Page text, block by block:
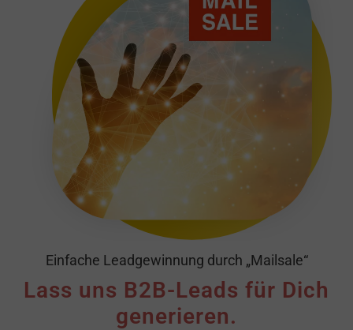
Einfache Leadgewinnung durch „Mailsale“
Lass uns B2B-Leads für Dich
generieren.